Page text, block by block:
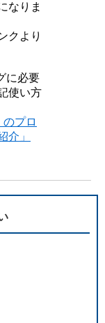
なりま
クより
に必要
使い方
のプロ
介」